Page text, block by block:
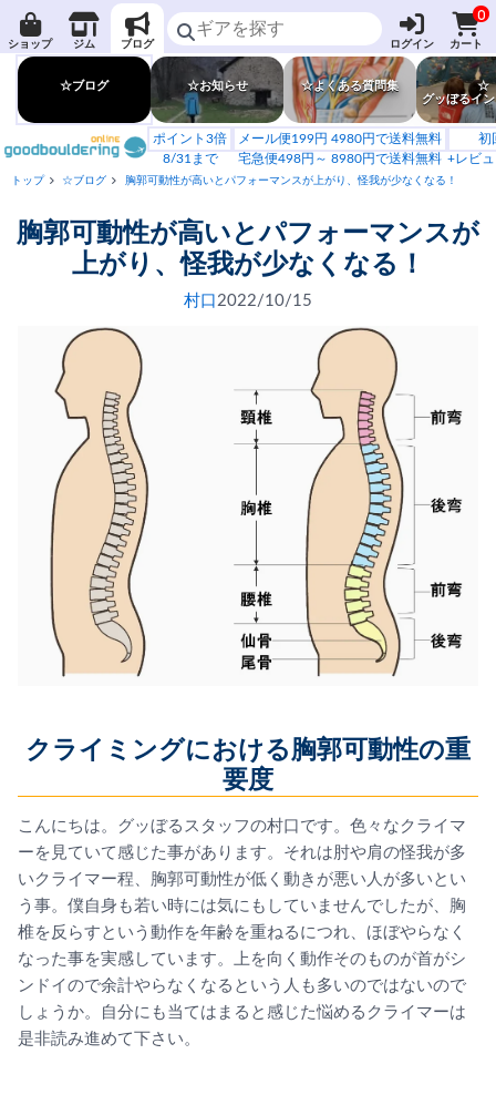
ショップ ジム ブログ ログイン
0
カート
☆ブログ ☆お知らせ ☆よくある質問集
☆
グッぼるイ
ポイント3倍
8/31まで
メール便199円 4980円で送料無料
宅急便498円～ 8980円で送料無料
初
+レビ
トップ ☆ブログ 胸郭可動性が高いとパフォーマンスが上がり、怪我が少なくなる！
胸郭可動性が高いとパフォーマンスが
上がり、怪我が少なくなる！
村口 2022/10/15
クライミングにおける胸郭可動性の重
要度
こんにちは。グッぼるスタッフの村口です。色々なクライマ
ーを見ていて感じた事があります。それは肘や肩の怪我が多
いクライマー程、胸郭可動性が低く動きが悪い人が多いとい
う事。僕自身も若い時には気にもしていませんでしたが、胸
椎を反らすという動作を年齢を重ねるにつれ、ほぼやらなく
なった事を実感しています。上を向く動作そのものが首がシ
ンドイので余計やらなくなるという人も多いのではないので
しょうか。自分にも当てはまると感じた悩めるクライマーは
是非読み進めて下さい。